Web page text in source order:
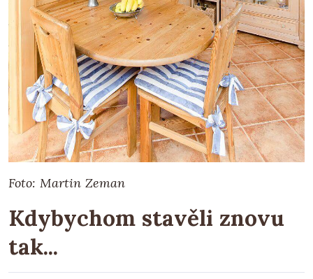
Foto: Martin Zeman
Kdybychom stavěli znovu
tak...